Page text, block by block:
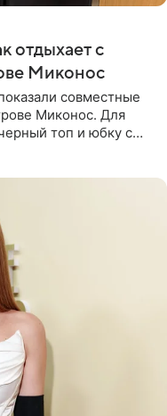
отдыхает с
Миконос
совместные
Миконос. Для
топ и юбку с